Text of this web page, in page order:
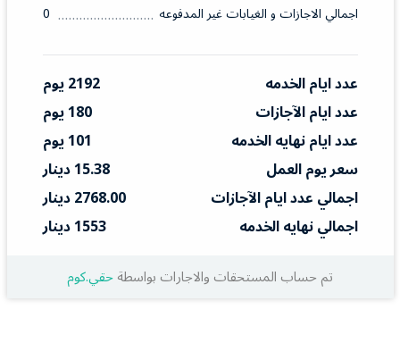
اجمالي الاجازات و الغيابات غير المدفوعه
0
عدد ايام الخدمه
2192 يوم
عدد ايام الآجازات
180 يوم
عدد ايام نهايه الخدمه
101 يوم
سعر يوم العمل
15.38 دينار
اجمالي عدد ايام الآجازات
2768.00 دينار
اجمالي نهايه الخدمه
1553 دينار
تم حساب المستحقات والاجارات بواسطةحقي.كوم